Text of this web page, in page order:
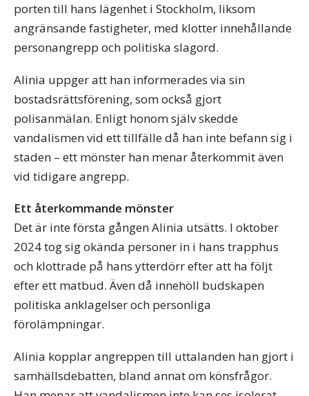
porten till hans lägenhet i Stockholm, liksom
angränsande fastigheter, med klotter innehållande
personangrepp och politiska slagord.
Alinia uppger att han informerades via sin
bostadsrättsförening, som också gjort
polisanmälan. Enligt honom själv skedde
vandalismen vid ett tillfälle då han inte befann sig i
staden – ett mönster han menar återkommit även
vid tidigare angrepp.
Ett återkommande mönster
Det är inte första gången Alinia utsätts. I oktober
2024 tog sig okända personer in i hans trapphus
och klottrade på hans ytterdörr efter att ha följt
efter ett matbud. Även då innehöll budskapen
politiska anklagelser och personliga
förolämpningar.
Alinia kopplar angreppen till uttalanden han gjort i
samhällsdebatten, bland annat om könsfrågor.